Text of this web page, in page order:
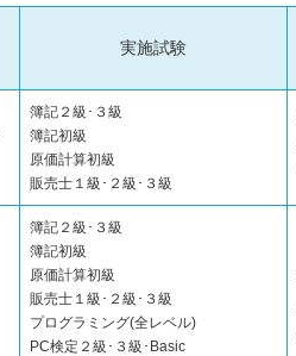
実施試験
簿記２級･３級
簿記初級
原価計算初級
販売士１級･２級･３級
簿記２級･３級
簿記初級
原価計算初級
販売士１級･２級･３級
プログラミング(全レベル)
PC検定２級･３級･Basic